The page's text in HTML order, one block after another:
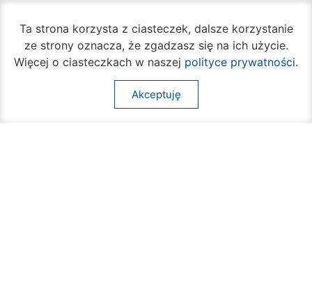
Ta strona korzysta z ciasteczek, dalsze korzystanie
ze strony oznacza, że zgadzasz się na ich użycie.
Więcej o ciasteczkach w naszej polityce prywatności.
Akceptuję